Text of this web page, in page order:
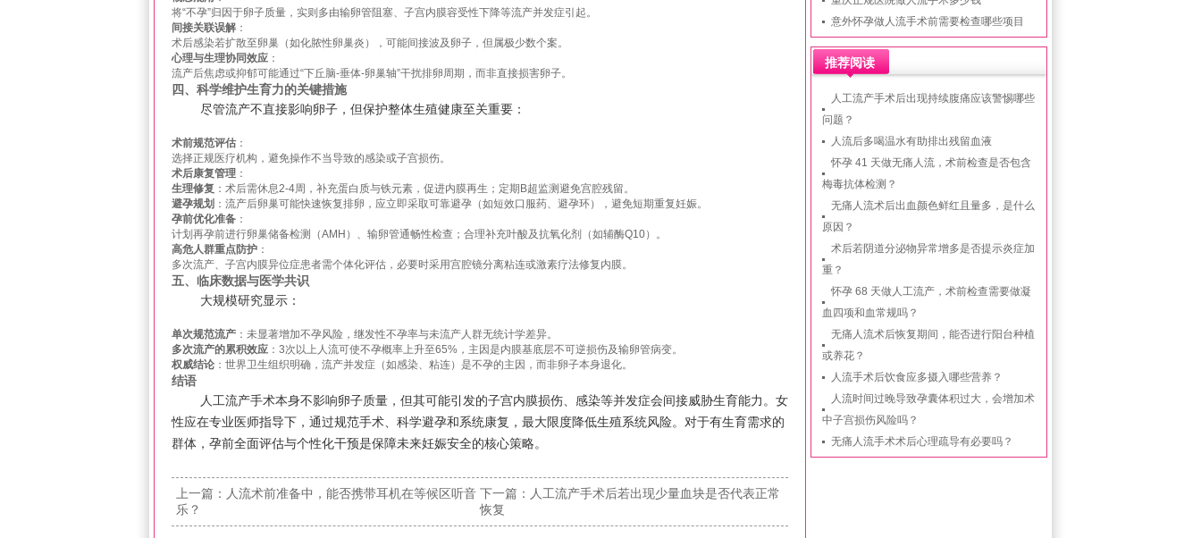
将“不孕”归因于卵子质量，实则多由输卵管阻塞、子宫内膜容受性下降等流产并发症引起。
间接关联误解 ：
术后感染若扩散至卵巢（如化脓性卵巢炎），可能间接波及卵子，但属极少数个案。
心理与生理协同效应 ：
流产后焦虑或抑郁可能通过“下丘脑-垂体-卵巢轴”干扰排卵周期，而非直接损害卵子。
四、科学维护生育力的关键措施
尽管流产不直接影响卵子，但保护整体生殖健康至关重要：
术前规范评估 ：
选择正规医疗机构，避免操作不当导致的感染或子宫损伤。
术后康复管理 ：
生理修复 ：术后需休息2-4周，补充蛋白质与铁元素，促进内膜再生；定期B超监测避免宫腔残留。
避孕规划 ：流产后卵巢可能快速恢复排卵，应立即采取可靠避孕（如短效口服药、避孕环），避免短期重复妊娠。
孕前优化准备 ：
计划再孕前进行卵巢储备检测（AMH）、输卵管通畅性检查；合理补充叶酸及抗氧化剂（如辅酶Q10）。
高危人群重点防护 ：
多次流产、子宫内膜异位症患者需个体化评估，必要时采用宫腔镜分离粘连或激素疗法修复内膜。
五、临床数据与医学共识
大规模研究显示：
单次规范流产 ：未显著增加不孕风险，继发性不孕率与未流产人群无统计学差异。
多次流产的累积效应 ：3次以上人流可使不孕概率上升至65%，主因是内膜基底层不可逆损伤及输卵管病变。
权威结论 ：世界卫生组织明确，流产并发症（如感染、粘连）是不孕的主因，而非卵子本身退化。
结语
人工流产手术本身不影响卵子质量，但其可能引发的子宫内膜损伤、感染等并发症会间接威胁生育能力。女
性应在专业医师指导下，通过规范手术、科学避孕和系统康复，最大限度降低生殖系统风险。对于有生育需求的
群体，孕前全面评估与个性化干预是保障未来妊娠安全的核心策略。
上一篇： 人流术前准备中，能否携带耳机在等候区听音
乐？
下一篇： 人工流产手术后若出现少量血块是否代表正常
恢复
意外怀孕做人流手术前需要检查哪些项目
推荐阅读
人工流产手术后出现持续腹痛应该警惕哪些
问题？
人流后多喝温水有助排出残留血液
怀孕 41 天做无痛人流，术前检查是否包含
梅毒抗体检测？
无痛人流术后出血颜色鲜红且量多，是什么
原因？
术后若阴道分泌物异常增多是否提示炎症加
重？
怀孕 68 天做人工流产，术前检查需要做凝
血四项和血常规吗？
无痛人流术后恢复期间，能否进行阳台种植
或养花？
人流手术后饮食应多摄入哪些营养？
人流时间过晚导致孕囊体积过大，会增加术
中子宫损伤风险吗？
无痛人流手术术后心理疏导有必要吗？